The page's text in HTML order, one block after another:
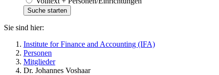
Sie sind hier:
Institute for Finance and Accounting (IFA)
Personen
Mitglieder
Dr. Johannes Voshaar